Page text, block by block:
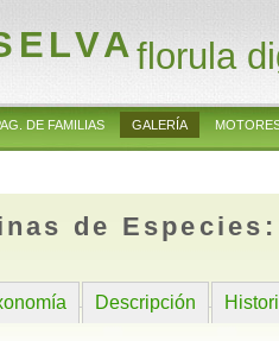
florula
DE FAMILIAS GALERÍA
de
Descripción